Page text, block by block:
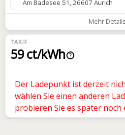
Am Badesee 51, 26607 Aurich
Mehr Details
TARIF
59 ct/kWh ?
Der Ladepunkt ist derzeit
wählen Sie einen anderen
probieren Sie es später noch